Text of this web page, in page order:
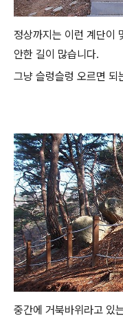
정상까지는 이런 계단이
안한 길이 많습니다.
그냥 슬렁슬렁 오르면 되
중간에 거북바위라고 있